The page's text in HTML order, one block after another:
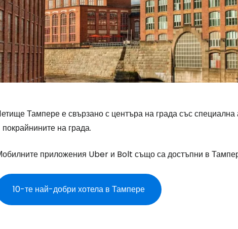
Тампере е свързано с центъра на града със
покрайнините на града.
приложения Uber и Bolt също са достъпни в
10-те най-добри хотела в Тампере